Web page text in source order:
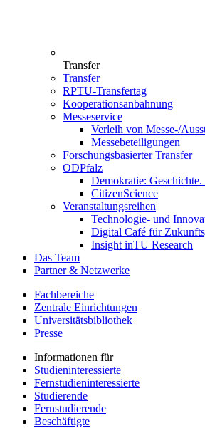
Transfer
Transfer
RPTU-Transfertag
Kooperationsanbahnung
Messeservice
Verleih von Messe-/
Messebeteiligungen
Forschungsbasierter Transfer
ODPfalz
Demokratie:
CitizenScience
Veranstaltungsreihen
Technologie- und
Digital Café für
Insight inTU Research
Das Team
Partner & Netzwerke
Fachbereiche
Zentrale Einrichtungen
Universitätsbibliothek
Presse
Informationen für
Studieninteressierte
Fernstudieninteressierte
Studierende
Fernstudierende
Beschäftigte